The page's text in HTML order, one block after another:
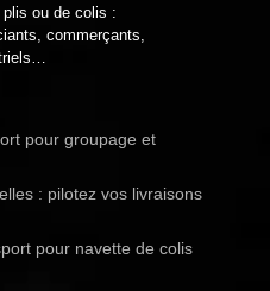
ou de colis :
commerçants,
pour groupage et
: pilotez vos livraisons
pour navette de colis